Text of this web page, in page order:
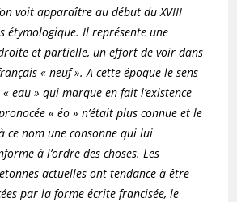
voit apparaître au début du XVIII
étymologique. Il représente une
et partielle, un effort de voir dans
« neuf ». A cette époque le sens
eau » qui marque en fait l’existence
« éo » n’était plus connue et le
ce nom une consonne qui lui
à l’ordre des choses. Les
actuelles ont tendance à être
par la forme écrite francisée, le